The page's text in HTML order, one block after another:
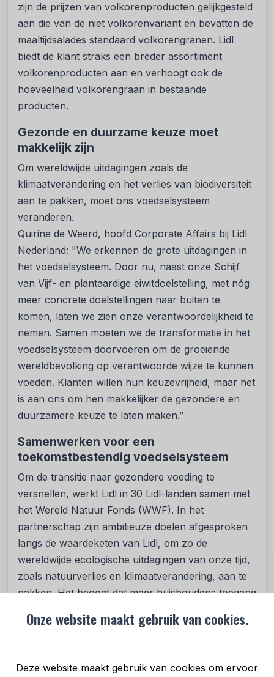
Onze website maakt gebruik van cookies.
Deze website maakt gebruik van cookies om ervoor
zijn de prijzen van volkorenproducten gelijkgesteld
aan die van de niet volkorenvariant en bevatten de
maaltijdsalades standaard volkorengranen. Lidl
biedt de klant straks een breder assortiment
volkorenproducten aan en verhoogt ook de
hoeveelheid volkorengraan in bestaande
producten.
Gezonde en duurzame keuze moet
makkelijk zijn
Om wereldwijde uitdagingen zoals de
klimaatverandering en het verlies van biodiversiteit
aan te pakken, moet ons voedselsysteem
veranderen.
Quirine de Weerd, hoofd Corporate Affairs bij Lidl
Nederland: "We erkennen de grote uitdagingen in
het voedselsysteem. Door nu, naast onze Schijf
van Vijf- en plantaardige eiwitdoelstelling, met nóg
meer concrete doelstellingen naar buiten te
komen, laten we zien onze verantwoordelijkheid te
nemen. Samen moeten we de transformatie in het
voedselsysteem doorvoeren om de groeiende
wereldbevolking op verantwoorde wijze te kunnen
voeden. Klanten willen hun keuzevrijheid, maar het
is aan ons om hen makkelijker de gezondere en
duurzamere keuze te laten maken.”
Samenwerken voor een
toekomstbestendig voedselsysteem
Om de transitie naar gezondere voeding te
versnellen, werkt Lidl in 30 Lidl-landen samen met
het Wereld Natuur Fonds (WWF). In het
partnerschap zijn ambitieuze doelen afgesproken
langs de waardeketen van Lidl, om zo de
wereldwijde ecologische uitdagingen van onze tijd,
zoals natuurverlies en klimaatverandering, aan te
pakken. Het beoogt dat meer huishoudens toegang
bedrijfsmodellen bevorderen die werken in